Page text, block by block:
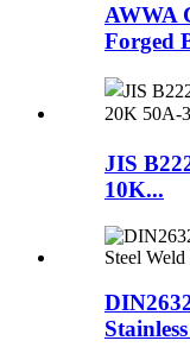
AWWA
Forged
JIS
10K...